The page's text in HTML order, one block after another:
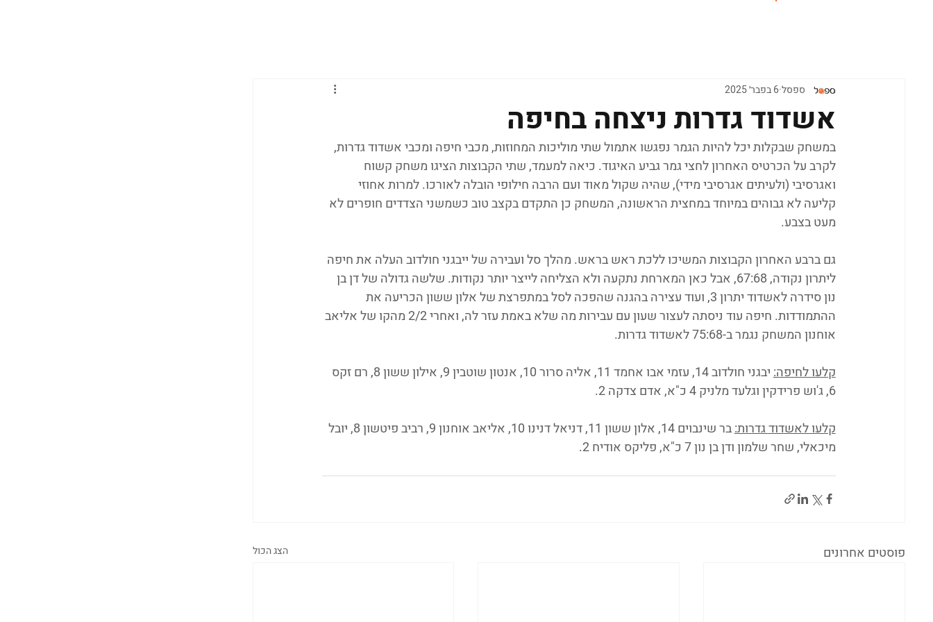
אשדוד גדרות ניצחה בחיפה
ספסל 6 בפבר׳ 2025
במשחק שבקלות יכל להיות הגמר נפגשו אתמול שתי מוליכות המחוזות, מכבי חיפה ומכבי אשדוד גדרות,
לקרב על הכרטיס האחרון לחצי גמר גביע האיגוד. כיאה למעמד, שתי הקבוצות הציגו משחק קשוח
ואגרסיבי (ולעיתים אגרסיבי מידי), שהיה שקול מאוד ועם הרבה חילופי הובלה לאורכו. למרות אחוזי
קליעה לא גבוהים במיוחד במחצית הראשונה, המשחק כן התקדם בקצב טוב כשמשני הצדדים חופרים לא
מעט בצבע.
גם ברבע האחרון הקבוצות המשיכו ללכת ראש בראש. מהלך סל ועבירה של ייבגני חולדוב העלה את חיפה
ליתרון נקודה, 67:68, אבל כאן המארחת נתקעה ולא הצליחה לייצר יותר נקודות. שלשה גדולה של דן בן
נון סידרה לאשדוד יתרון 3, ועוד עצירה בהגנה שהפכה לסל במתפרצת של אלון ששון הכריעה את
ההתמודדות. חיפה עוד ניסתה לעצור שעון עם עבירות מה שלא באמת עזר לה, ואחרי 2/2 מהקו של אליאב
אוחנון המשחק נגמר ב-75:68 לאשדוד גדרות.
קלעו לחיפה:
יבגני חולדוב 14, עזמי אבו אחמד 11, אליה סרור 10, אנטון שוטבין 9, אילון ששון 8, רם זקס
6, ג'וש פרידקין וגלעד מלניק 4 כ"א, אדם צדקה 2.
קלעו לאשדוד גדרות:
בר שינבוים 14, אלון ששון 11, דניאל דנינו 10, אליאב אוחנון 9, רביב פיטשון 8, יובל
מיכאלי, שחר שלמון ודן בן נון 7 כ"א, פליקס אודיח 2.
פוסטים אחרונים הצג הכול